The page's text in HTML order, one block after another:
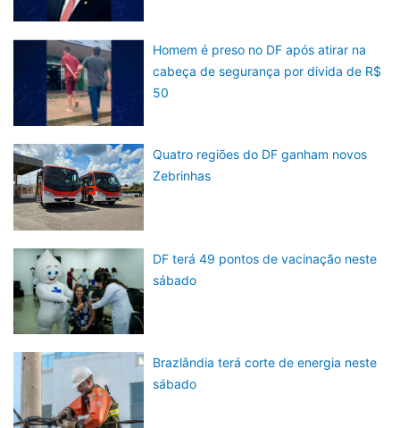
Homem é preso no DF após atirar na
cabeça de segurança por divida de R$
50
Quatro regiões do DF ganham novos
Zebrinhas
DF terá 49 pontos de vacinação neste
sábado
Brazlândia terá corte de energia neste
sábado